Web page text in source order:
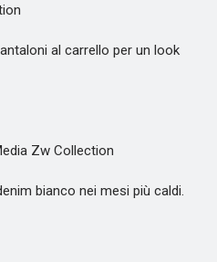
al carrello per un look
Zw Collection
bianco nei mesi più caldi.